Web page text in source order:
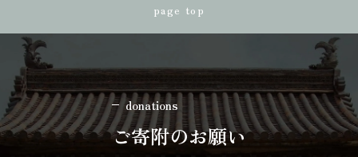
page top
donations
ご寄附のお願い